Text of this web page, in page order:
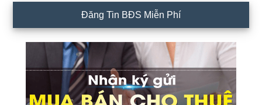
Đăng Tin BĐS Miễn Phí